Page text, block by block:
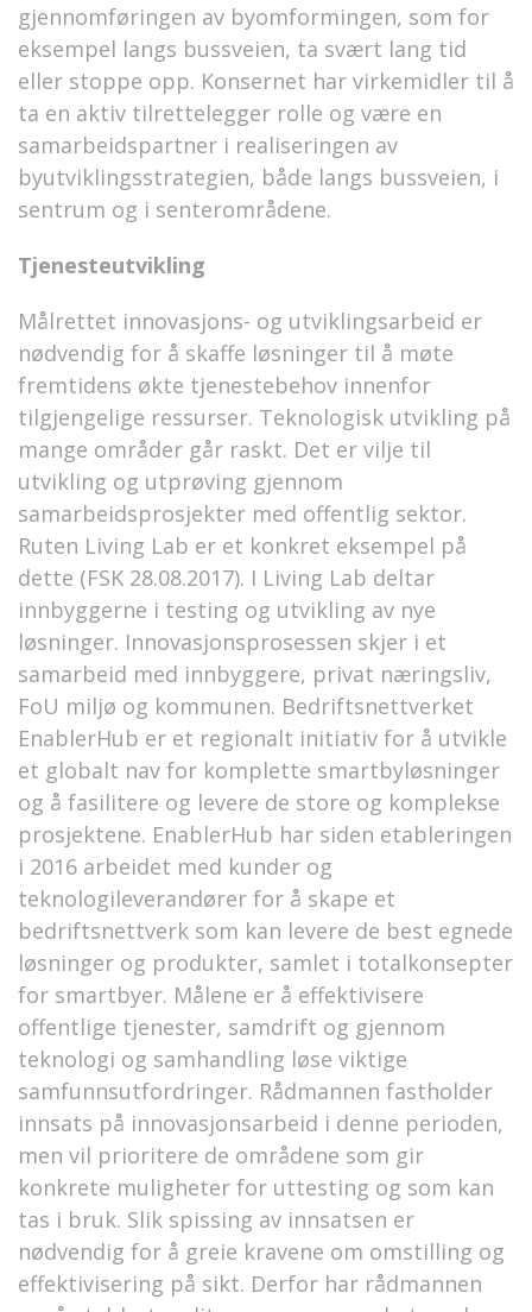
gjennomføringen av byomformingen, som for
eksempel langs bussveien, ta svært lang tid
eller stoppe opp. Konsernet har virkemidler til å
ta en aktiv tilrettelegger rolle og være en
samarbeidspartner i realiseringen av
byutviklingsstrategien, både langs bussveien, i
sentrum og i senterområdene.
Tjenesteutvikling
Målrettet innovasjons- og utviklingsarbeid er
nødvendig for å skaffe løsninger til å møte
fremtidens økte tjenestebehov innenfor
tilgjengelige ressurser. Teknologisk utvikling på
mange områder går raskt. Det er vilje til
utvikling og utprøving gjennom
samarbeidsprosjekter med offentlig sektor.
Ruten Living Lab er et konkret eksempel på
dette (FSK 28.08.2017). I Living Lab deltar
innbyggerne i testing og utvikling av nye
løsninger. Innovasjonsprosessen skjer i et
samarbeid med innbyggere, privat næringsliv,
FoU miljø og kommunen. Bedriftsnettverket
EnablerHub er et regionalt initiativ for å utvikle
et globalt nav for komplette smartbyløsninger
og å fasilitere og levere de store og komplekse
prosjektene. EnablerHub har siden etableringen
i 2016 arbeidet med kunder og
teknologileverandører for å skape et
bedriftsnettverk som kan levere de best egnede
løsninger og produkter, samlet i totalkonsepter
for smartbyer. Målene er å effektivisere
offentlige tjenester, samdrift og gjennom
teknologi og samhandling løse viktige
samfunnsutfordringer. Rådmannen fastholder
innsats på innovasjonsarbeid i denne perioden,
men vil prioritere de områdene som gir
konkrete muligheter for uttesting og som kan
tas i bruk. Slik spissing av innsatsen er
nødvendig for å greie kravene om omstilling og
effektivisering på sikt. Derfor har rådmannen